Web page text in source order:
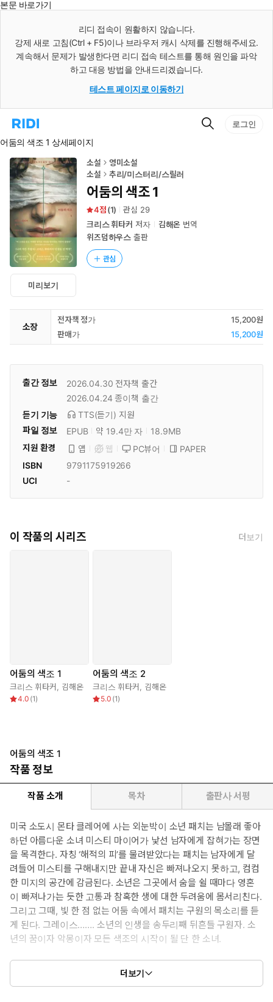
본문 바로가기
리디 접속이 원활하지 않습니다.
강제 새로 고침(Ctrl + F5)이나 브라우저 캐시 삭제를 진행해주세요.
계속해서 문제가 발생한다면 리디 접속 테스트를 통해 원인을 파악
하고 대응 방법을 안내드리겠습니다.
테스트 페이지로 이동하기
리
홈
로
이
동
검
로그인
어둠의 색조 1 상세페이지
미리보기
소설
영미소설
소설
추리/미스터리/스릴러
어둠의 색조 1
4 (1) 관심 29
크리스 휘타커 저자 김해온 번역
위즈덤하우스 출판
관심
소장
전자책 정가
15,200원
판매가
15,200원
출간 정보 2026.04.30 전자책 출간
2026.04.24 종이책 출간
듣기 기능
TTS(듣기) 지원
파일 정보
EPUB 약 19.4만 자
18.9MB
지원 환경
앱 웹 PC뷰어
PAPER
ISBN
9791175919266
UCI
-
이 작품의 시리즈 더보기
어둠의 색조 1
크리스 휘타커 김해온
4.0 (1)
어둠의 색조 2
크리스 휘타커 김해온
5.0 (1)
어둠의 색조 1
작품 정보
작품 소개 목차 출판사 서평
미국 소도시 몬타 클레어에 사는 외눈박이 소년 패치는 남몰래 좋아
하던 아름다운 소녀 미스티 마이어가 낯선 남자에게 잡혀가는 장면
을 목격한다. 자칭 ‘해적의 피’를 물려받았다는 패치는 남자에게 달
려들어 미스티를 구해내지만 끝내 자신은 빠져나오지 못하고, 컴컴
한 미지의 공간에 감금된다. 소년은 그곳에서 숨을 쉴 때마다 영혼
이 빠져나가는 듯한 고통과 참혹한 생에 대한 두려움에 몸서리친다.
그리고 그때, 빛 한 점 없는 어둠 속에서 패치는 구원의 목소리를 듣
게 된다. 그레이스……. 소년의 인생을 송두리째 뒤흔들 구원자. 소
년의 꿈이자 악몽이자 모든 색조의 시작이 될 단 한 소녀.
한편, 또 다른 소녀 ‘세인트’는 패치가 사라진 숲 한가운데 서 있다.
한 아이가 실종되었고, 며칠이 지나자 아이의 죽음이 섣불리 예견
더보기